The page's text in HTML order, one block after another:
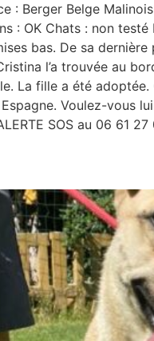
: Berger Belge
: OK Chats : non
bas. De sa
l’a trouvée au
La fille a été
Voulez-vous
SOS au 06 61